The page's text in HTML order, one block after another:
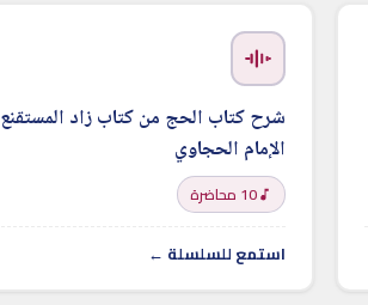
شرح كتاب الحج من كتاب زاد المستقنع
الإمام الحجاوي
10 محاضرة
استمع للسلسلة ←